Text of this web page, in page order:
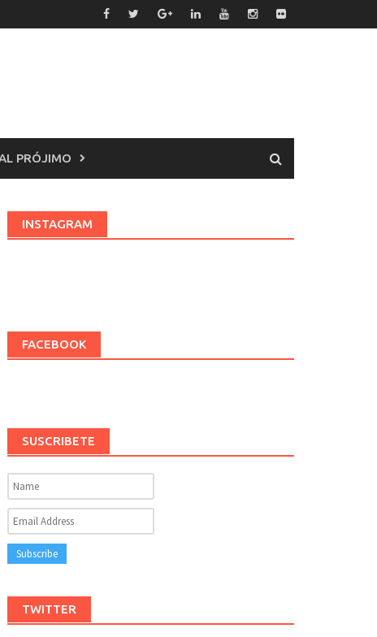
PRÓJIMO
INSTAGRAM
FACEBOOK
SUSCRIBETE
TWITTER